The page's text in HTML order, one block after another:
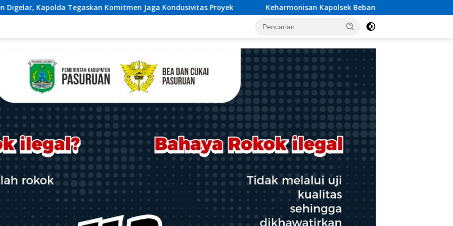
Jaga Kondusivitas Proyek Keharmonisan Kapolsek Bebandem, saat Hadiri Upacara Pitra Yadnya di Dua Lokasi